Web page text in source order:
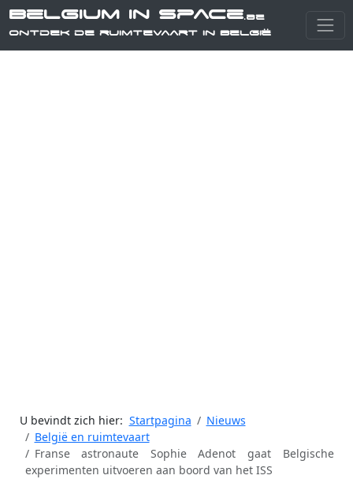
Belgium in Space.be
Ontdek de ruimtevaart in België
U bevindt zich hier: Startpagina
Nieuws
België en ruimtevaart
Franse astronaute Sophie Adenot gaat Belgische
experimenten uitvoeren aan boord van het ISS